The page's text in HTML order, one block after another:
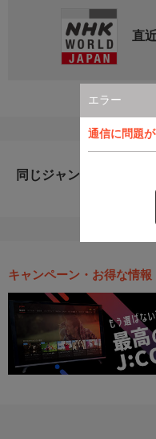
エラー
通信に問題
直
同じジャンルのおすすめ
キャンペーン・お得な情報